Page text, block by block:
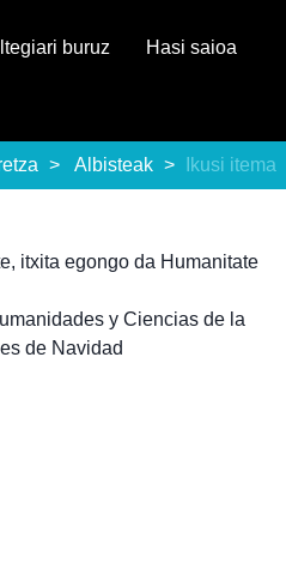
buruz Hasi saioa
Albisteak Ikusi itema
itxita egongo da Humanitate
y Ciencias de la
de Navidad